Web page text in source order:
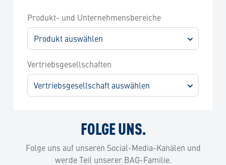
Produkt- und Unternehmensbereiche
Produkt auswählen
Vertriebsgesellschaften
Vertriebsgesellschaft auswählen
FOLGE UNS.
Folge uns auf unseren Social-Media-Kanälen und
werde Teil unserer BAG-Familie.